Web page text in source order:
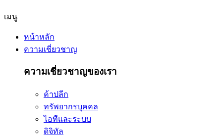
เมนู
หน้าหลัก
ความเชี่ยวชาญ
ความเชี่ยวชาญของเรา
ค้าปลีก
ทรัพยากรบุคคล
ไอทีและระบบ
ดิจิทัล